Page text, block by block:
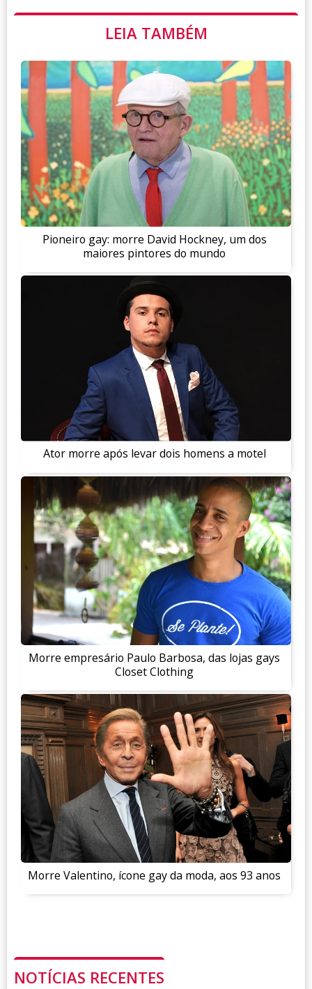
LEIA TAMBÉM
Pioneiro gay: morre David Hockney, um dos
maiores pintores do mundo
Ator morre após levar dois homens a motel
Morre empresário Paulo Barbosa, das lojas gays
Closet Clothing
Morre Valentino, ícone gay da moda, aos 93 anos
NOTÍCIAS RECENTES